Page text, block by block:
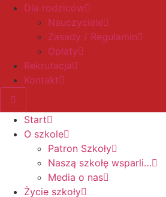
Dla rodziców
Nauczyciele
Zasady / Regulamin
Opłaty
Rekrutacja
Kontakt
Start
O szkole
Patron Szkoły
Naszą szkołę wsparli…
Media o nas
Życie szkoły